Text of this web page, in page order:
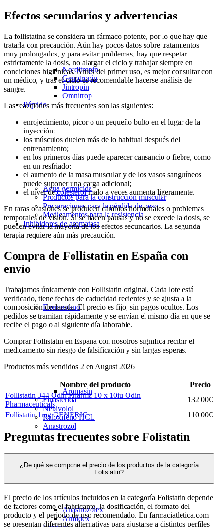
Norditropin
Genotropin
Jintropin
Omnitrop
Péptido
Agua germicida
Productos para la construcción muscular
Preparaciones para la pérdida de peso
Medicamentos para la resistencia
Inhibidores de aromatasa
Exemestano
Aromasin
Finasterida
Nebivolol
Raloxifeno HCL
Anastrozol
Anastrozolex
Armidex
Efectos secundarios y advertencias
La follistatina se considera un fármaco potente, por lo que hay que
tratarla con precaución. Aún hay pocos datos sobre tratamientos
muy prolongados, y para evitar problemas, hay que respetar
estrictamente la dosis, no alargar el ciclo y trabajar siempre en
condiciones higiénicas. Antes del primer uso, es mejor consultar con
un médico, y tras el ciclo es recomendable hacerse análisis de
sangre.
Las reacciones más frecuentes son las siguientes:
enrojecimiento, picor o un pequeño bulto en el lugar de la
inyección;
los músculos duelen más de lo habitual después del
entrenamiento;
en los primeros días puede aparecer cansancio o fiebre, como
en un resfriado;
el aumento de la masa muscular y de los vasos sanguíneos
puede suponer una carga adicional;
el nivel decolesterolmalo a veces aumenta ligeramente.
En raras ocasiones se producen cambios hormonales o problemas
temporales de visión. Si se hacen pausas y no se excede la dosis, se
pueden evitar la mayoría de los efectos secundarios. La segunda
terapia requiere aún más precaución.
Compra de Follistatin en España con
envío
Trabajamos únicamente con Follistatin original. Cada lote está
verificado, tiene fechas de caducidad recientes y se ajusta a la
composición declarada. El precio es fijo, sin pagos ocultos. Los
pedidos se tramitan rápidamente y se envían el mismo día en que se
recibe el pago o al siguiente día laborable.
Comprar Follistatin en España con nosotros significa recibir el
medicamento sin riesgo de falsificación y sin largas esperas.
Productos más vendidos 2 en August 2026
Nombre del producto
Precio
Follistatin 344 Odin Pharma 10 x 10iu Odin
Pharmaceuticals
132.00€
Follistatin 1mg GENERIC
110.00€
Preguntas frecuentes sobre Folistatin
¿De qué se compone el precio de los productos de la categoría
Folistatin?
El precio de los artículos incluidos en la categoría Folistatin depende
de factores como el fabricante, la dosificación, el formato del
producto y el periodo de uso recomendado. En farmaciatletica.com
se presentan diferentes alternativas para ajustarse a distintos perfiles